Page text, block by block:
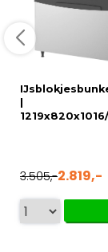
3.505,-2.819,-